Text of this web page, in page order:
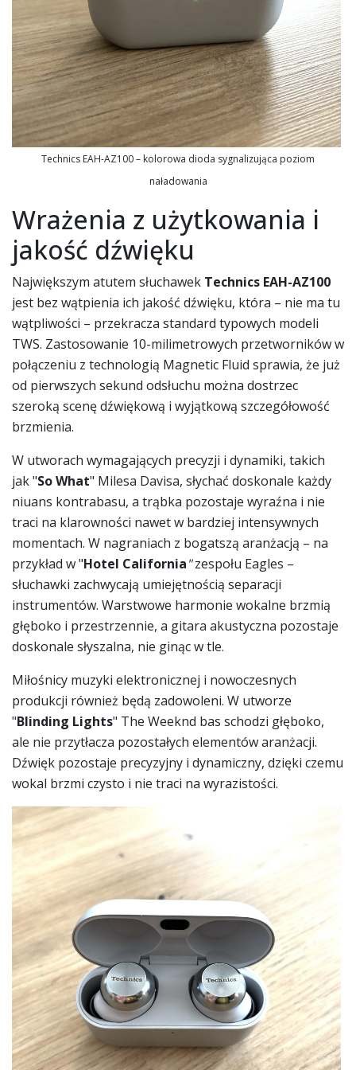
Technics EAH-AZ100 – kolorowa dioda sygnalizująca poziom
naładowania
Wrażenia z użytkowania i
jakość dźwięku
Największym atutem słuchawek Technics EAH-AZ100
jest bez wątpienia ich jakość dźwięku, która – nie ma tu
wątpliwości – przekracza standard typowych modeli
TWS. Zastosowanie 10-milimetrowych przetworników w
połączeniu z technologią Magnetic Fluid sprawia, że już
od pierwszych sekund odsłuchu można dostrzec
szeroką scenę dźwiękową i wyjątkową szczegółowość
brzmienia.
W utworach wymagających precyzji i dynamiki, takich
jak "So What" Milesa Davisa, słychać doskonale każdy
niuans kontrabasu, a trąbka pozostaje wyraźna i nie
traci na klarowności nawet w bardziej intensywnych
momentach. W nagraniach z bogatszą aranżacją – na
przykład w "Hotel California"zespołu Eagles –
słuchawki zachwycają umiejętnością separacji
instrumentów. Warstwowe harmonie wokalne brzmią
głęboko i przestrzennie, a gitara akustyczna pozostaje
doskonale słyszalna, nie ginąc w tle.
Miłośnicy muzyki elektronicznej i nowoczesnych
produkcji również będą zadowoleni. W utworze
"Blinding Lights" The Weeknd bas schodzi głęboko,
ale nie przytłacza pozostałych elementów aranżacji.
Dźwięk pozostaje precyzyjny i dynamiczny, dzięki czemu
wokal brzmi czysto i nie traci na wyrazistości.